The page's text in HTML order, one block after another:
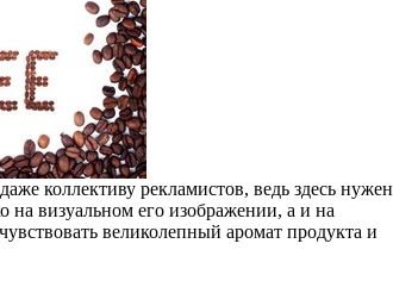
коллективу рекламистов, ведь здесь нужен
на визуальном его изображении, а и на
великолепный аромат продукта и